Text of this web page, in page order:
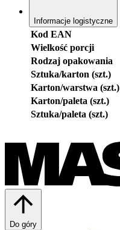
Informacje logistyczne
Kod EAN
Wielkość porcji
Rodzaj opakowania
Sztuka/karton (szt.)
Karton/warstwa (szt.)
Karton/paleta (szt.)
Sztuka/paleta (szt.)
Do góry